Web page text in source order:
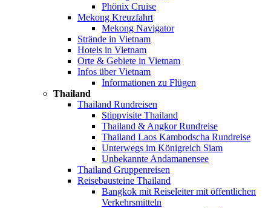
Phönix Cruise
Mekong Kreuzfahrt
Mekong Navigator
Strände in Vietnam
Hotels in Vietnam
Orte & Gebiete in Vietnam
Infos über Vietnam
Informationen zu Flügen
Thailand
Thailand Rundreisen
Stippvisite Thailand
Thailand & Angkor Rundreise
Thailand Laos Kambodscha Rundreise
Unterwegs im Königreich Siam
Unbekannte Andamanensee
Thailand Gruppenreisen
Reisebausteine Thailand
Bangkok mit Reiseleiter mit öffentlichen
Verkehrsmitteln